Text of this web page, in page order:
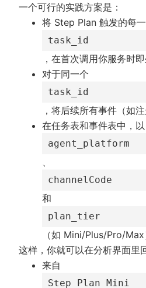
一个可行的实践方案是：
将 Step Plan 触发的每
task_id
，在首次调用你服务时
对于同一个
task_id
，将后续所有事件（如
在任务表和事件表中，以
agent_platform
channelCode
和
plan_tier
（如 Mini/Plus/Pro/Max
这样，你就可以在分析界面里
来自
Step Plan Mini